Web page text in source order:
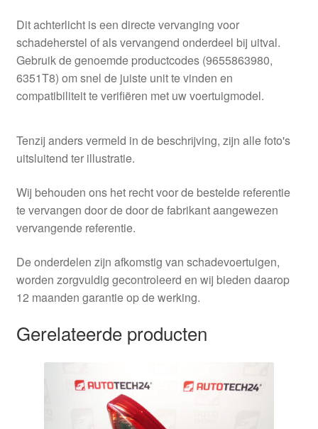
Dit achterlicht is een directe vervanging voor
schadeherstel of als vervangend onderdeel bij uitval.
Gebruik de genoemde productcodes (9655863980,
6351T8) om snel de juiste unit te vinden en
compatibiliteit te verifiëren met uw voertuigmodel.
Tenzij anders vermeld in de beschrijving, zijn alle foto's
uitsluitend ter illustratie.
Wij behouden ons het recht voor de bestelde referentie
te vervangen door de door de fabrikant aangewezen
vervangende referentie.
De onderdelen zijn afkomstig van schadevoertuigen,
worden zorgvuldig gecontroleerd en wij bieden daarop
12 maanden garantie op de werking.
Gerelateerde producten